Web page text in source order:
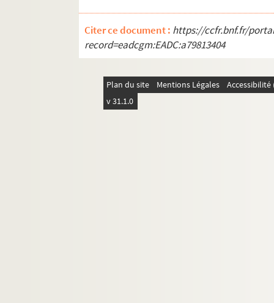
Citer ce document : https://ccfr.bnf.fr/
record=eadcgm:EADC:a79813404
Plan du site Mentions Légales
v 31.1.0